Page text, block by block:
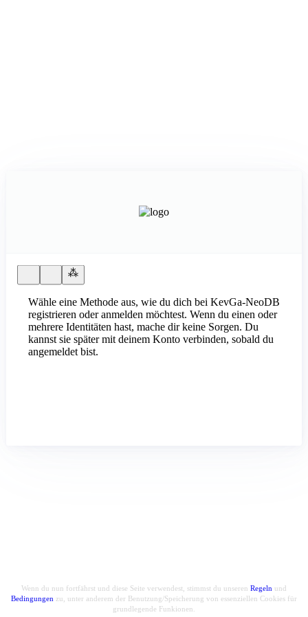
Wähle eine Methode aus, wie du dich bei KevGa-NeoDB
registrieren oder anmelden möchtest. Wenn du einen oder
mehrere Identitäten hast, mache dir keine Sorgen. Du
kannst sie später mit deinem Konto verbinden, sobald du
angemeldet bist.
Wenn du nun fortfährst und diese Seite verwendest, stimmst du unseren Regeln und
Bedingungen zu, unter anderem der Benutzung/Speicherung von essenziellen Cookies für
grundlegende Funkionen.